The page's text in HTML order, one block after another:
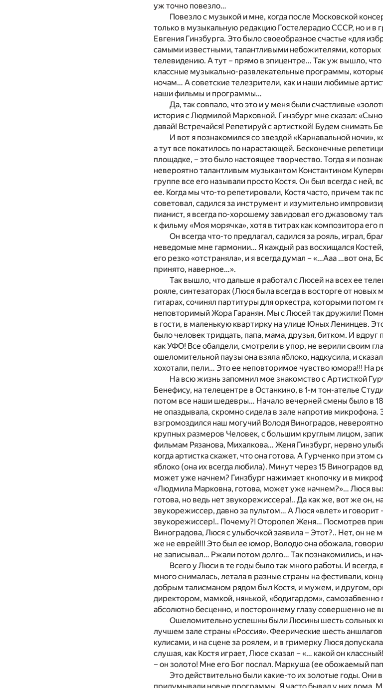
уж точно повезло…
Повезло с музыкой и мне, когда после Московской
только в музыкальную редакцию Гостелерадио СССР, но и в
Евгения Гинзбурга. Это было своеобразное счастье «для
самыми известными, талантливыми небожителями,
телевидению. А тут – прямо в эпицентре… Так уж вышло,
классные музыкально-развлекательные программы,
ночам… А советские телезрители, как и наши любимые
наши фильмы и программы…
Да, так совпало, что это и у меня были счастливые
история с Людмилой Марковной. Гинзбург мне сказал:
давай! Встречайся! Репетируй с артисткой! Будем снимать
И вот я познакомился со звездой «Карнавальной ночи»,
а тут все покатилось по нарастающей. Бесконечные
площадке, – это было настоящее творчество. Тогда я и
невероятно талантливым музыкантом Константином
группе все его называли просто Костя. Он был всегда с ней,
ее. Когда мы что-то репетировали, Костя часто, причем так
советовал, садился за инструмент и изумительно
пианист, я всегда по-хорошему завидовал его джазовому
к фильму «Моя морячка», хотя в титрах как композитора его
Он всегда что-то предлагал, садился за рояль, играл,
неведомые мне гармонии… Я каждый раз восхищался
его резко «отстраняла», и я всегда думал – «…Ааа …вот она,
принято, наверное…».
Так вышло, что дальше я работал с Люсей на всех ее
рояле, синтезаторах (Люся была всегда в восторге от новых
гитарах, сочинял партитуры для оркестра, которыми потом
неповторимый Жора Гаранян. Мы с Люсей так дружили!
в гости, в маленькую квартирку на улице Юных Ленинцев.
было человек тридцать, папа, мама, друзья, битком. И вдруг
как УФО! Все обалдели, смотрели в упор, не верили своим
ошеломительной паузы она взяла яблоко, надкусила, и
хохотали, пели… Это ее неповторимое чувство юмора!!! На
На всю жизнь запомнил мое знакомство с Артисткой
Бенефису, на телецентре в Останкино, в 1-м тон-ателье
потом все наши шедевры… Начало вечерней смены было в
не опаздывала, скромно сидела в зале напротив
взгромоздился наш могучий Володя Виноградов,
крупных размеров Человек, с большим круглым лицом,
фильмам Рязанова, Михалкова… Женя Гинзбург, нервно
когда артистка скажет, что она готова. А Гурченко при этом
яблоко (она их всегда любила). Минут через 15 Виноградов
может уже начнем? Гинзбург нажимает кнопочку и в
«Людмила Марковна, готова, может уже начнем?»… Люся
готова, но ведь нет звукорежиссера!.. Да как же, вот же он,
звукорежиссер, давно за пультом… А Люся «влет» и говорит
звукорежиссер!.. Почему?! Оторопел Женя… Посмотрев
Виноградова, Люся с улыбочкой заявила – Этот?.. Нет, он
же не еврей!!! Это был ее юмор, Володю она обожала,
не записывал… Ржали потом долго… Так познакомились, и
Всего у Люси в те годы было так много работы. И
много снималась, летала в разные страны на фестивали,
добрым талисманом рядом был Костя, и мужем, и другом,
директором, мамкой, нянькой, «бодигардом»,
абсолютно бесценно, и постороннему глазу совершенно не
Ошеломительно успешны были Люсины шесть сольных
лучшем зале страны «Россия». Феерические шесть
кулисами, и на сцене за роялем, и в гримерку Люся
слушая, как Костя играет, Люсе сказал – «… какой он
– он золото! Мне его Бог послал. Маркуша (ее обожаемый
Это действительно были какие-то их золотые годы. Они